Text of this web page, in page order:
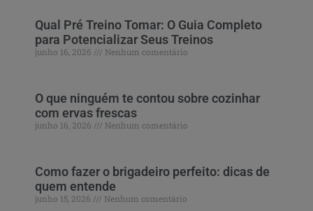
Qual Pré Treino Tomar: O Guia Completo
para Potencializar Seus Treinos
junho 16, 2026 Nenhum comentário
O que ninguém te contou sobre cozinhar
com ervas frescas
junho 16, 2026 Nenhum comentário
Como fazer o brigadeiro perfeito: dicas de
quem entende
junho 15, 2026 Nenhum comentário